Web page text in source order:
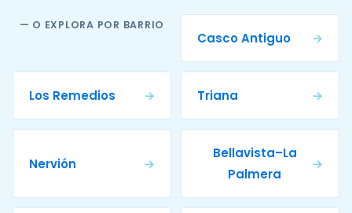
Casco Antiguo →
Los Remedios → Triana →
Nervión →
Bellavista–La
Palmera
→